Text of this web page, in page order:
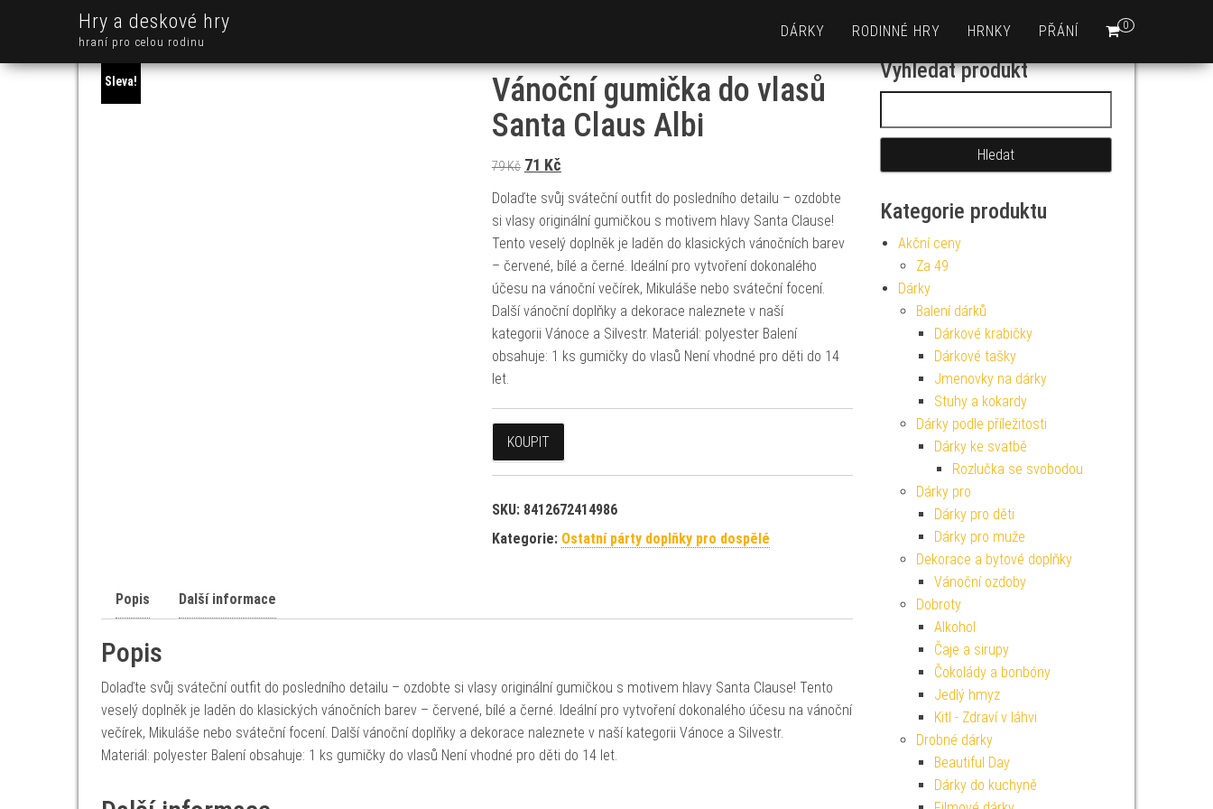
Hry a deskové hry
hraní pro celou rodinu
0
DÁRKY RODINNÉ HRY HRNKY PŘÁNÍ
Sleva!
Vánoční gumička do vlasů
Santa Claus Albi
79Kč Původní cena byla: 79 Kč.
71 KčAktuální cena je: 71 Kč.
Dolaďte svůj sváteční outfit do posledního detailu – ozdobte
si vlasy originální gumičkou s motivem hlavy Santa Clause!
Tento veselý doplněk je laděn do klasických vánočních barev
– červené, bílé a černé. Ideální pro vytvoření dokonalého
účesu na vánoční večírek, Mikuláše nebo sváteční focení.
Další vánoční doplňky a dekorace naleznete v naší
kategorii Vánoce a Silvestr. Materiál: polyester Balení
obsahuje: 1 ks gumičky do vlasů Není vhodné pro děti do 14
let.
KOUPIT
SKU: 8412672414986
Kategorie: Ostatní párty doplňky pro dospělé
Popis Další informace
Popis
Dolaďte svůj sváteční outfit do posledního detailu – ozdobte si vlasy originální gumičkou s motivem hlavy Santa Clause! Tento
veselý doplněk je laděn do klasických vánočních barev – červené, bílé a černé. Ideální pro vytvoření dokonalého účesu na vánoční
večírek, Mikuláše nebo sváteční focení. Další vánoční doplňky a dekorace naleznete v naší kategorii Vánoce a Silvestr.
Materiál: polyester Balení obsahuje: 1 ks gumičky do vlasů Není vhodné pro děti do 14 let.
Vyhledat produkt
Kategorie produktu
Akční ceny
Za 49
Dárky
Balení dárků
Dárkové krabičky
Dárkové tašky
Jmenovky na dárky
Stuhy a kokardy
Dárky podle příležitosti
Dárky ke svatbě
Rozlučka se svobodou
Dárky pro
Dárky pro děti
Dárky pro muže
Dekorace a bytové doplňky
Vánoční ozdoby
Dobroty
Alkohol
Čaje a sirupy
Čokolády a bonbóny
Jedlý hmyz
Kitl - Zdraví v láhvi
Drobné dárky
Beautiful Day
Dárky do kuchyně